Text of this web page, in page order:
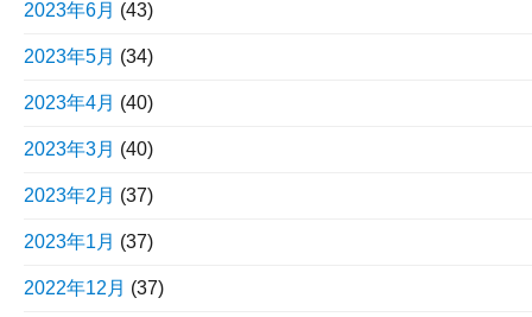
2023年6月 (43)
2023年5月 (34)
2023年4月 (40)
2023年3月 (40)
2023年2月 (37)
2023年1月 (37)
2022年12月 (37)